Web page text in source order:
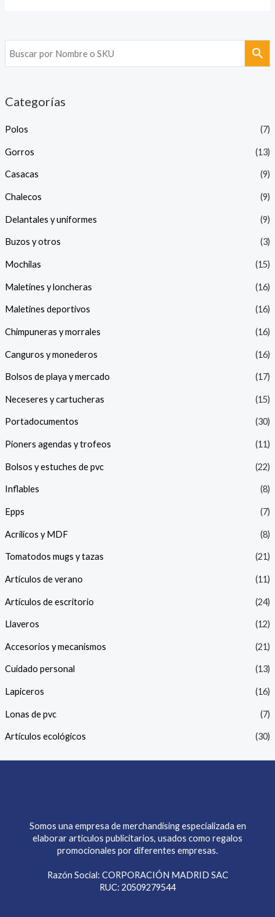
Categorías
Polos (7)
Gorros (13)
Casacas (9)
Chalecos (9)
Delantales y uniformes (9)
Buzos y otros (3)
Mochilas (15)
Maletines y loncheras (16)
Maletines deportivos (16)
Chimpuneras y morrales (16)
Canguros y monederos (16)
Bolsos de playa y mercado (17)
Neceseres y cartucheras (15)
Portadocumentos (30)
Pioners agendas y trofeos (11)
Bolsos y estuches de pvc (22)
Inflables (8)
Epps (7)
Acrílicos y MDF (8)
Tomatodos mugs y tazas (21)
Artículos de verano (11)
Artículos de escritorio (24)
Llaveros (12)
Accesorios y mecanismos (21)
Cuidado personal (13)
Lapiceros (16)
Lonas de pvc (7)
Artículos ecológicos (30)
Somos una empresa de merchandising especializada en
elaborar articulos publicitarios, usados como regalos
promocionales por diferentes empresas.
Razón Social: CORPORACIÓN MADRID SAC
RUC: 20509279544